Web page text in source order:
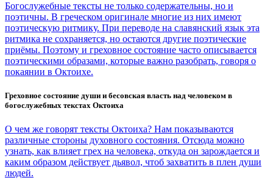
Богослужебные тексты не только содержательны, но и
поэтичны. В греческом оригинале многие из них имеют
поэтическую ритмику. При переводе на славянский язык эта
ритмика не сохраняется, но остаются другие поэтические
приёмы. Поэтому и греховное состояние часто описывается
поэтическими образами, которые важно разобрать, говоря о
покаянии в Октоихе.
Греховное состояние души и бесовская власть над человеком в
богослужебных текстах Октоиха
О чем же говорят тексты Октоиха? Нам показываются
различные стороны духовного состояния. Отсюда можно
узнать, как влияет грех на человека, откуда он зарождается и
каким образом действует дьявол, чтоб захватить в плен души
людей.